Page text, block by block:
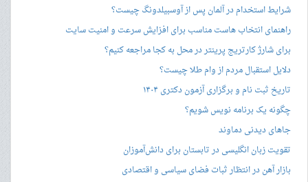
شرایط استخدام در آلمان پس از آوسبیلدونگ چیست؟
راهنمای انتخاب هاست مناسب برای افزایش سرعت و امنیت سایت
برای شارژ کارتریج پرینتر در محل به کجا مراجعه کنیم؟
دلایل استقبال مردم از وام طلا چیست؟
تاریخ ثبت نام و برگزاری آزمون دکتری ۱۴۰۴
چگونه یک برنامه نویس شویم؟
جاهای دیدنی دماوند
تقویت زبان انگلیسی در تابستان برای دانش‌آموزان
بازار آهن در انتظار ثبات فضای سیاسی و اقتصادی